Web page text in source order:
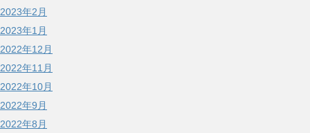
2023年2月
2023年1月
2022年12月
2022年11月
2022年10月
2022年9月
2022年8月